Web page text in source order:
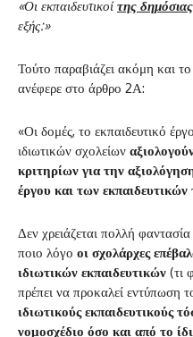
«Οι εκπαιδευτικοίτης
εξής:»
Τούτο παραβιάζει ακόμη και
ανέφερε στο άρθρο 2Α:
«Οι δομές, το εκπαιδευτικό
ιδιωτικών σχολείων
κριτηρίων για την
έργου και των
Δεν χρειάζεται πολλή
ποιο λόγο οι σχολάρχες
ιδιωτικών εκπαιδευτικών (τι
πρέπει να προκαλεί εντύπωση
ιδιωτικούς εκπαιδευτικούς
νομοσχέδιο όσο και από το